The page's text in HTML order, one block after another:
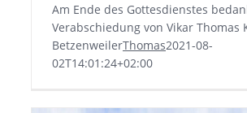
Am Ende des Gottesdienstes
Verabschiedung von Vikar Thomas
BetzenweilerThomas2021-08-
02T14:01:24+02:00